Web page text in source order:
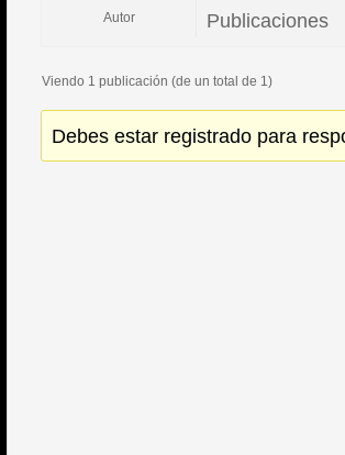
Autor Publicaciones
Viendo 1 publicación (de un total de 1)
Debes estar registrado para